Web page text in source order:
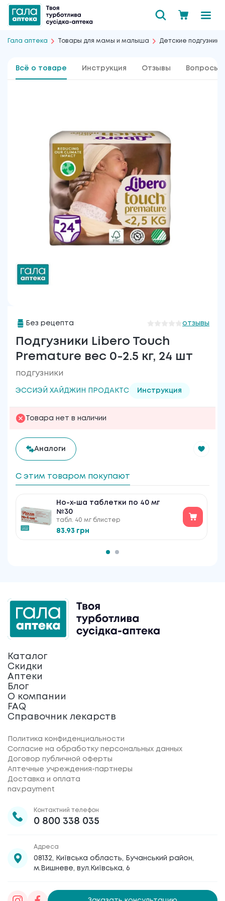
Гала аптека Товары для мамы и малыша Детские подгузники
Всё о товаре Инструкция Отзывы Вопросы
Без рецепта отзывы
Подгузники Libero Touch
Premature вес 0-2.5 кг, 24 шт
подгузники
ЭССИЭЙ ХАЙДЖИН ПРОДАКТС Инструкция
Товара нет в наличии
Аналоги
С этим товаром покупают
Но-х-ша таблетки по 40 мг
№30
табл. 40 мг блистер
83.93 грн
Каталог
Скидки
Аптеки
Блог
О компании
FAQ
Справочник лекарств
Политика конфиденциальности
Согласие на обработку персональных данных
Договор публичной оферты
Аптечные учреждения-партнеры
Доставка и оплата
nav.payment
Контактний телефон
0 800 338 035
Адреса
08132, Київська область, Бучанський район,
м.Вишневе, вул.Київська, 6